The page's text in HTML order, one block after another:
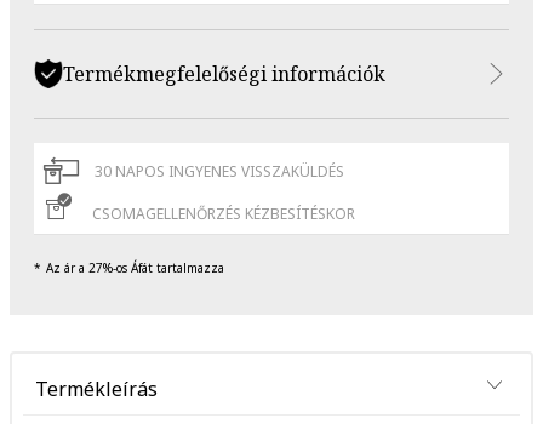
Termékmegfelelőségi információk
30 NAPOS INGYENES VISSZAKÜLDÉS
CSOMAGELLENŐRZÉS KÉZBESÍTÉSKOR
Az ár a 27%-os Áfát tartalmazza
Termékleírás